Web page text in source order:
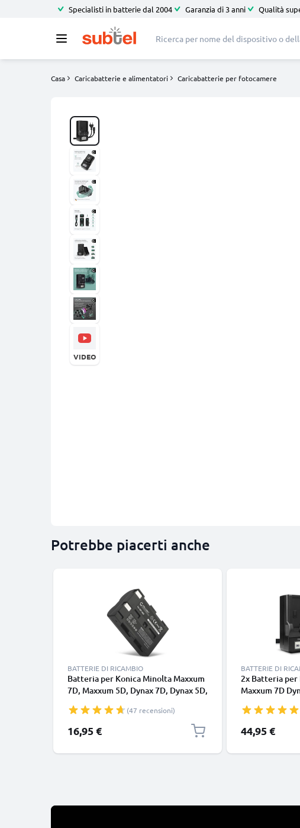
Specialisti in batterie dal 2004 Garanzia di 3 anni Qualità
Casa Caricabatterie e alimentatori Caricabatterie per fotocamere
VIDEO
Potrebbe piacerti anche
BATTERIE DI RICAMBIO
Batteria per Konica Minolta Maxxum
7D, Maxxum 5D, Dynax 7D, Dynax 5D,
1600mAh , marca CELLONIC, ricambi
di lunga durata per macchine
fotografiche e videocamere
(47 recensioni)
16,95 €
BATTERIE DI
2x Batteria per
Maxxum 7D
NP-400
NP-400 di
scorta
44,95 €